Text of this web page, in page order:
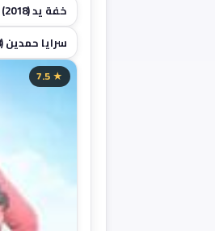
خفة يد (2018)
سرايا حمدين (2018)
★ 7.5